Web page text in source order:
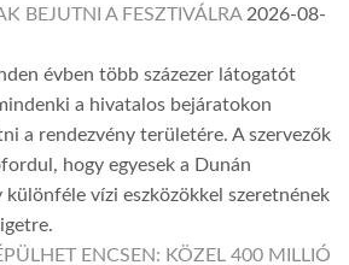
BEJUTNI A FESZTIVÁLRA 2026-08-
évben több százezer látogatót
a hivatalos bejáratokon
a rendezvény területére. A szervezők
hogy egyesek a Dunán
különféle vízi eszközökkel szeretnének
ENCSEN: KÖZEL 400 MILLIÓ